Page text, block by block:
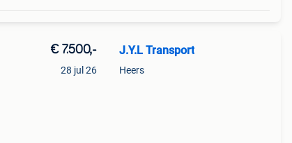
€ 7.500,-
28 jul 26
J.Y.L Transport
Heers